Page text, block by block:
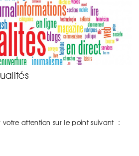
votre attention sur le point suivant :